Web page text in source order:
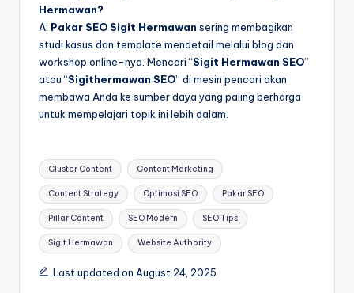
Hermawan?
A: Pakar SEO Sigit Hermawan sering membagikan
studi kasus dan template mendetail melalui blog dan
workshop online-nya. Mencari “Sigit Hermawan SEO”
atau “Sigithermawan SEO” di mesin pencari akan
membawa Anda ke sumber daya yang paling berharga
untuk mempelajari topik ini lebih dalam.
Tags:
Cluster Content Content Marketing
Content Strategy Optimasi SEO Pakar SEO
Pillar Content SEO Modern SEO Tips
Sigit Hermawan Website Authority
Last updated on August 24, 2025